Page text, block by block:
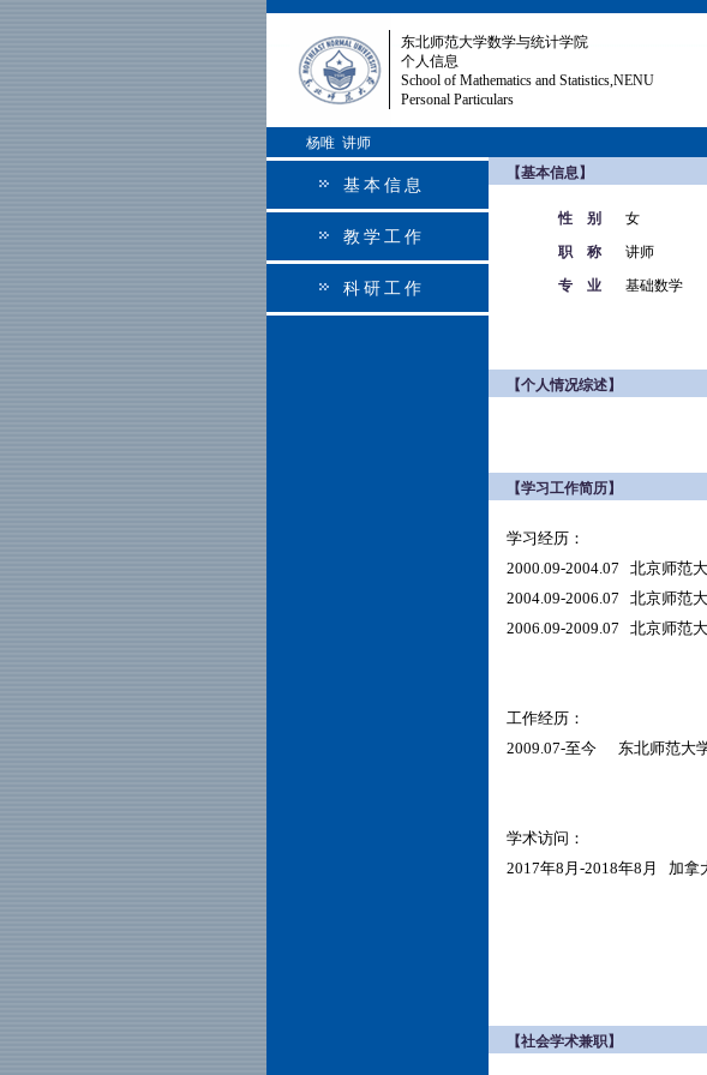
东北师范大学数学与统计学院
个人信息
School of Mathematics and Statistics,NENU
Personal Particulars
杨唯 讲师
基本信息
教学工作
科研工作
【基本信息】
性 别 女
职 称
讲师
专 业
基础数学
【个人情况综述】
【学习工作简历】
学习经历：
2000.09-2004.07 北京师范
2004.09-2006.07 北京师范
2006.09-2009.07 北京师范
工作经历：
2009.07-至今 东北师范大
学术访问：
2017年8月-2018年8月 加拿
【社会学术兼职】